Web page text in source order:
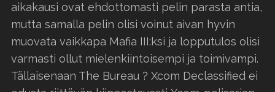
aikakausi ovat ehdottomasti pelin parasta antia,
mutta samalla pelin olisi voinut aivan hyvin
muovata vaikkapa Mafia III:ksi ja lopputulos olisi
varmasti ollut mielenkiintoisempi ja toimivampi.
Tällaisenaan The Bureau ? Xcom Declassified ei